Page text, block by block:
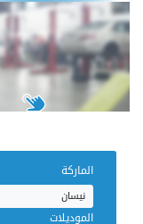
الماركة
نيسان
الموديلات